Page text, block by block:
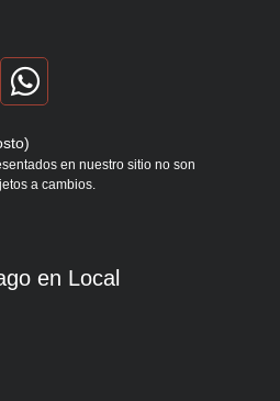
en nuestro sitio no son
a cambios.
en Local